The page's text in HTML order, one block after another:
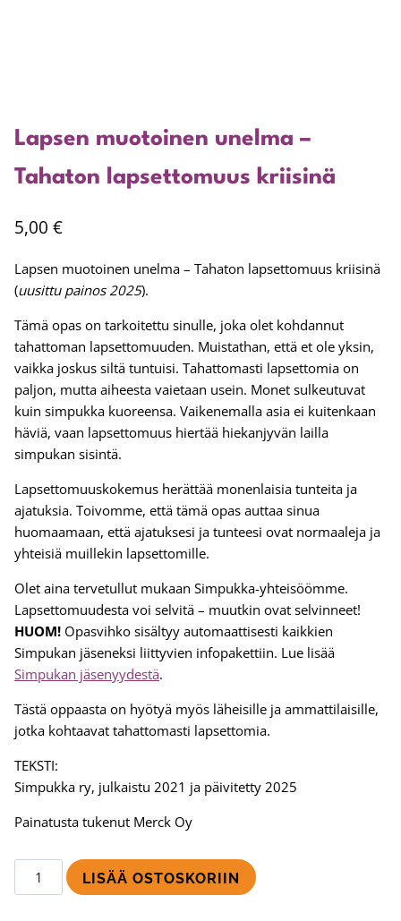
Lapsen muotoinen unelma –
Tahaton lapsettomuus kriisinä
5,00 €
Lapsen muotoinen unelma – Tahaton lapsettomuus kriisinä
(uusittu painos 2025).
Tämä opas on tarkoitettu sinulle, joka olet kohdannut
tahattoman lapsettomuuden. Muistathan, että et ole yksin,
vaikka joskus siltä tuntuisi. Tahattomasti lapsettomia on
paljon, mutta aiheesta vaietaan usein. Monet sulkeutuvat
kuin simpukka kuoreensa. Vaikenemalla asia ei kuitenkaan
häviä, vaan lapsettomuus hiertää hiekanjyvän lailla
simpukan sisintä.
Lapsettomuuskokemus herättää monenlaisia tunteita ja
ajatuksia. Toivomme, että tämä opas auttaa sinua
huomaamaan, että ajatuksesi ja tunteesi ovat normaaleja ja
yhteisiä muillekin lapsettomille.
Olet aina tervetullut mukaan Simpukka-yhteisöömme.
Lapsettomuudesta voi selvitä – muutkin ovat selvinneet!
HUOM! Opasvihko sisältyy automaattisesti kaikkien
Simpukan jäseneksi liittyvien infopakettiin. Lue lisää
Simpukan jäsenyydestä.
Tästä oppaasta on hyötyä myös läheisille ja ammattilaisille,
jotka kohtaavat tahattomasti lapsettomia.
TEKSTI:
Simpukka ry, julkaistu 2021 ja päivitetty 2025
Painatusta tukenut Merck Oy
Lapsen
muotoinen
LISÄÄ OSTOSKORIIN